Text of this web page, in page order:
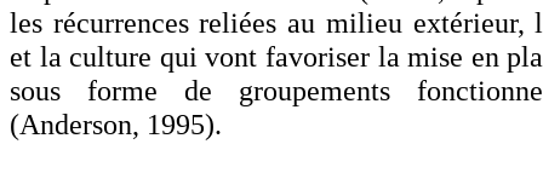
les récurrences reliées au milieu extérieur,
et la culture qui vont favoriser la mise en
sous forme de groupements
(Anderson, 1995).